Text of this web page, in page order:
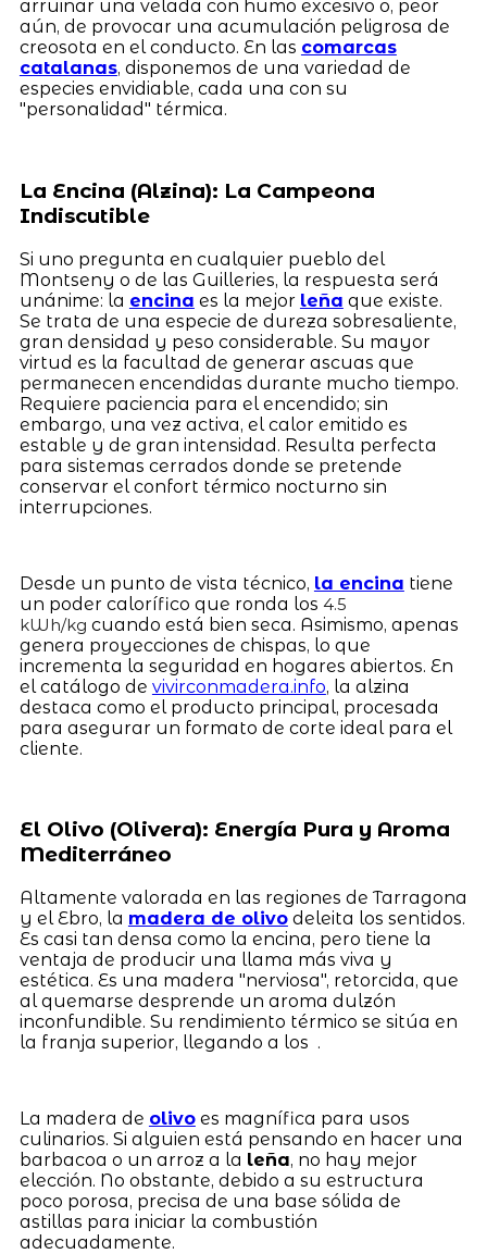
arruinar una velada con humo excesivo o, peor
aún, de provocar una acumulación peligrosa de
creosota en el conducto. En las comarcas
catalanas, disponemos de una variedad de
especies envidiable, cada una con su
"personalidad" térmica.
La Encina (Alzina): La Campeona
Indiscutible
Si uno pregunta en cualquier pueblo del
Montseny o de las Guilleries, la respuesta será
unánime: la encina es la mejor leña que existe.
Se trata de una especie de dureza sobresaliente,
gran densidad y peso considerable. Su mayor
virtud es la facultad de generar ascuas que
permanecen encendidas durante mucho tiempo.
Requiere paciencia para el encendido; sin
embargo, una vez activa, el calor emitido es
estable y de gran intensidad. Resulta perfecta
para sistemas cerrados donde se pretende
conservar el confort térmico nocturno sin
interrupciones.
Desde un punto de vista técnico, la encina tiene
un poder calorífico que ronda los 4.5
kWh/kg cuando está bien seca. Asimismo, apenas
genera proyecciones de chispas, lo que
incrementa la seguridad en hogares abiertos. En
el catálogo de vivirconmadera.info, la alzina
destaca como el producto principal, procesada
para asegurar un formato de corte ideal para el
cliente.
El Olivo (Olivera): Energía Pura y Aroma
Mediterráneo
Altamente valorada en las regiones de Tarragona
y el Ebro, la madera de olivodeleita los sentidos.
Es casi tan densa como la encina, pero tiene la
ventaja de producir una llama más viva y
estética. Es una madera "nerviosa", retorcida, que
al quemarse desprende un aroma dulzón
inconfundible. Su rendimiento térmico se sitúa en
la franja superior, llegando a los .
La madera de olivoes magnífica para usos
culinarios. Si alguien está pensando en hacer una
barbacoa o un arroz a la leña, no hay mejor
elección. No obstante, debido a su estructura
poco porosa, precisa de una base sólida de
astillas para iniciar la combustión
adecuadamente.